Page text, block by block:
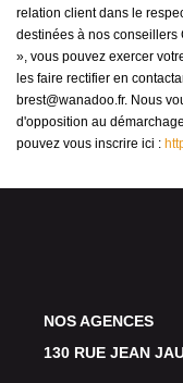
relation client dans le
destinées à nos conseillers
», vous pouvez exercer
les faire rectifier en
brest@wanadoo.fr. Nous
d'opposition au
pouvez vous inscrire ici :
NOS AGENCES
130 RUE JEAN